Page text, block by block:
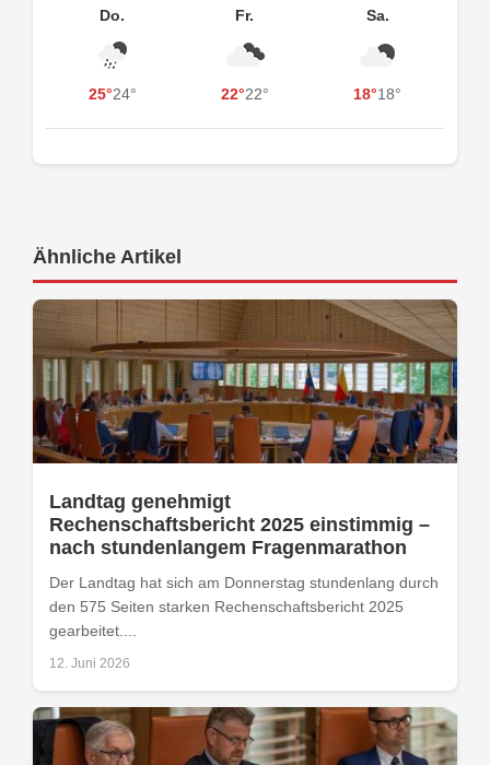
Do.
25°24°
Fr.
22°22°
Sa.
18°18°
Ähnliche Artikel
Landtag genehmigt
Rechenschaftsbericht 2025 einstimmig –
nach stundenlangem Fragenmarathon
Der Landtag hat sich am Donnerstag stundenlang durch
den 575 Seiten starken Rechenschaftsbericht 2025
gearbeitet....
12. Juni 2026